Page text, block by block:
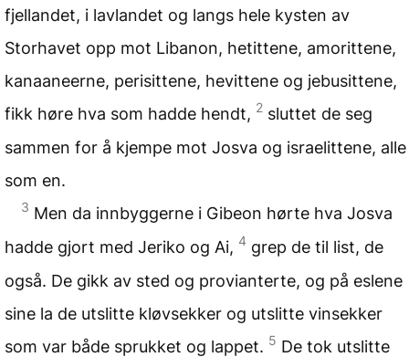
fjellandet, i lavlandet og langs hele kysten av
Storhavet opp mot Libanon, hetittene, amorittene,
kanaaneerne, perisittene, hevittene og jebusittene,
fikk høre hva som hadde hendt, 2 sluttet de seg
sammen for å kjempe mot Josva og israelittene, alle
som en.
3 Men da innbyggerne i Gibeon hørte hva Josva
hadde gjort med Jeriko og Ai, 4 grep de til list, de
også. De gikk av sted og provianterte, og på eslene
sine la de utslitte kløvsekker og utslitte vinsekker
som var både sprukket og lappet. 5 De tok utslitte